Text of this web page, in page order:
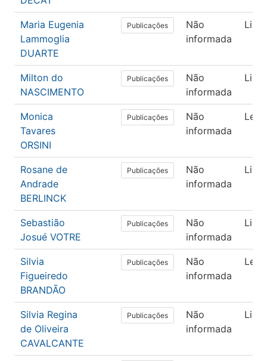
Maria Eugenia
Lammoglia
DUARTE
Publicações
Não
informada
Milton do
NASCIMENTO
Publicações
Não
informada
Monica
Tavares
ORSINI
Publicações
Não
informada
Rosane de
Andrade
BERLINCK
Publicações
Não
informada
Sebastião
Josué VOTRE
Publicações
Não
informada
Silvia
Figueiredo
BRANDÃO
Publicações
Não
informada
Silvia Regina
de Oliveira
CAVALCANTE
Publicações
Não
informada